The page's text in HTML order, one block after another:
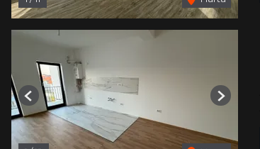
Previous Next